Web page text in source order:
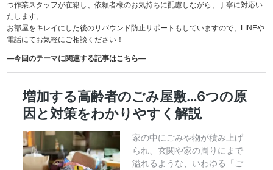
つ作業スタッフが在籍し、依頼者様のお気持ちに配慮しながら、丁寧に対応い
たします。
お部屋をキレイにした後のリバウンド防止サポートもしていますので、LINEや
電話にてお気軽にご相談ください！
―今回のテーマに関連する記事はこちら―